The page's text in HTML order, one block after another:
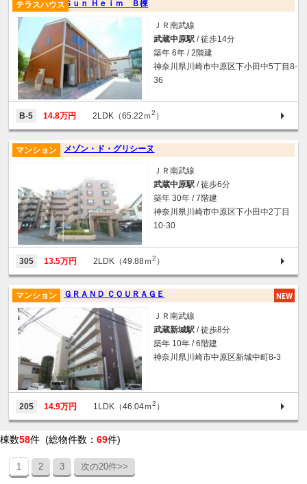
Ｓｕｎ Ｈｅｉｍ Ｂ棟
テラスハウス
ＪＲ南武線
武蔵中原駅 / 徒歩14分
築年 6年 / 2階建
神奈川県川崎市中原区下小田中5丁目8-
36
B-5 14.8万円 2LDK（65.22ｍ2 ）
メゾン・ド・グリシーヌ
マンション
ＪＲ南武線
武蔵中原駅 / 徒歩6分
築年 30年 / 7階建
神奈川県川崎市中原区下小田中2丁目
10-30
305 13.5万円 2LDK（49.88ｍ2 ）
ＧＲＡＮＤ ＣＯＵＲＡＧＥ
マンション
ＪＲ南武線
武蔵新城駅 / 徒歩8分
築年 10年 / 6階建
神奈川県川崎市中原区新城中町8-3
205 14.9万円 1LDK（46.04ｍ2 ）
棟数58件 (総物件数： 69件)
1 2 3 次の20件>>